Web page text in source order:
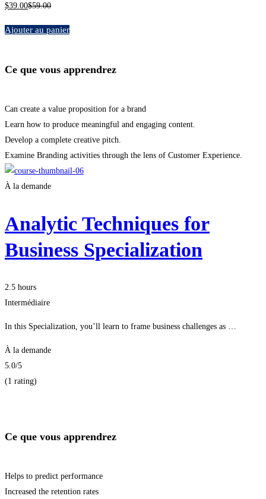
$39 .00$59.00
Ajouter au panier
Ce que vous apprendrez
Can create a value proposition for a brand
Learn how to produce meaningful and engaging content.
Develop a complete creative pitch.
Examine Branding activities through the lens of Customer Experience.
À la demande
Analytic Techniques for
Business Specialization
2.5 hours
Intermédiaire
In this Specialization, you’ll learn to frame business challenges as …
À la demande
5.0/5
(1 rating)
Ce que vous apprendrez
Helps to predict performance
Increased the retention rates